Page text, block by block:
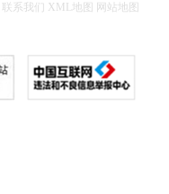
联系我们 XML地图
网站地图